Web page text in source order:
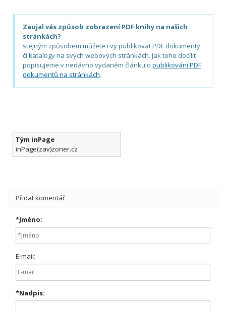
Zaujal vás způsob zobrazení PDF knihy na našich
stránkách?
stejným způsobem můžete i vy publikovat PDF dokumenty
či katalogy na svých webových stránkách. Jak toho docílit
popisujeme v nedávno vydaném článku o publikování PDF
dokumentů na stránkách.
Tým inPage
inPage(zav)zoner.cz
Přidat komentář
*Jméno:
E-mail:
*Nadpis: